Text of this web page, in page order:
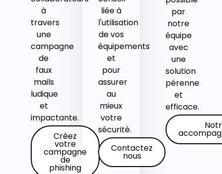
à
travers
une
campagne
de
faux
mails
ludique
et
impactante.
Créez
votre
campagne
de
phishing
liée à
l'utilisation
de vos
équipements
et
pour
assurer
au
mieux
votre
sécurité.
Contactez
nous
par
notre
équipe
avec
une
solution
pérenne
et
efficace.